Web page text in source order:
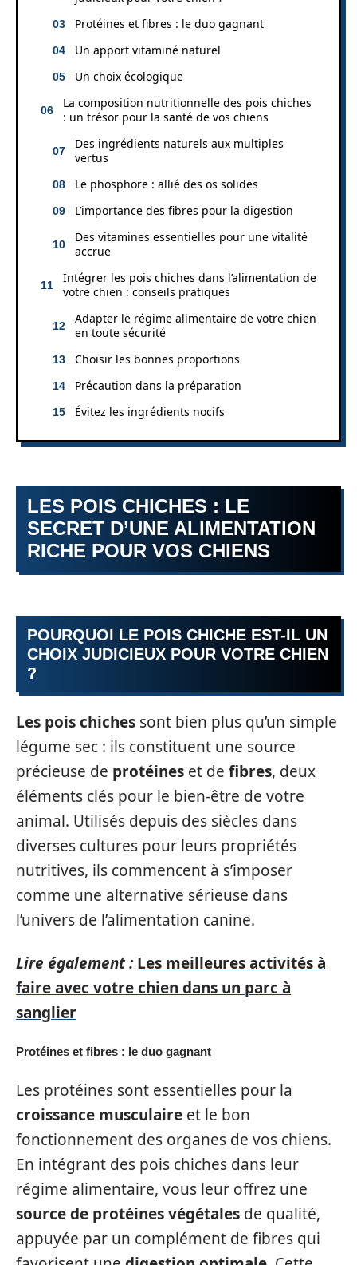
Protéines et fibres : le duo gagnant
Un apport vitaminé naturel
Un choix écologique
La composition nutritionnelle des pois chiches
: un trésor pour la santé de vos chiens
Des ingrédients naturels aux multiples
vertus
Le phosphore : allié des os solides
L’importance des fibres pour la digestion
Des vitamines essentielles pour une vitalité
accrue
Intégrer les pois chiches dans l’alimentation de
votre chien : conseils pratiques
Adapter le régime alimentaire de votre chien
en toute sécurité
Choisir les bonnes proportions
Précaution dans la préparation
Évitez les ingrédients nocifs
LES POIS CHICHES : LE
SECRET D’UNE ALIMENTATION
RICHE POUR VOS CHIENS
POURQUOI LE POIS CHICHE EST-IL UN
CHOIX JUDICIEUX POUR VOTRE CHIEN
?
Les pois chiches sont bien plus qu’un simple
légume sec : ils constituent une source
précieuse de protéines et de fibres, deux
éléments clés pour le bien-être de votre
animal. Utilisés depuis des siècles dans
diverses cultures pour leurs propriétés
nutritives, ils commencent à s’imposer
comme une alternative sérieuse dans
l’univers de l’alimentation canine.
Lire également : Les meilleures activités à
faire avec votre chien dans un parc à
sanglier
Protéines et fibres : le duo gagnant
Les protéines sont essentielles pour la
croissance musculaire et le bon
fonctionnement des organes de vos chiens.
En intégrant des pois chiches dans leur
régime alimentaire, vous leur offrez une
source de protéines végétales de qualité,
appuyée par un complément de fibres qui